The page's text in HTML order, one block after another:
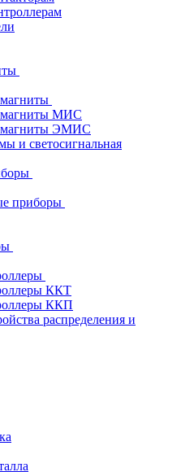
МИС
ЭМИС
и светосигнальная
приборы
ККТ
ККП
распределения и